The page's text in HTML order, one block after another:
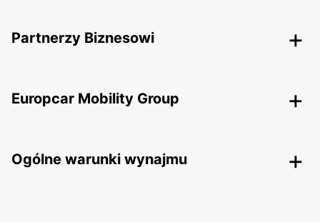
Partnerzy Biznesowi
Europcar Mobility Group
Ogólne warunki wynajmu